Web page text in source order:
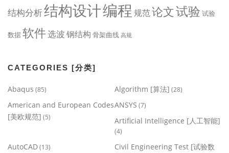
结构分析结构设计编程 规范论文试验 试验
数据软件选波钢结构 骨架曲线 高规
CATEGORIES [分类]
Abaqus (85) Algorithm [算法] (28)
American and European Codes
[美欧规范] (5)
ANSYS (7)
Artificial Intelligence [人工智能]
(4)
AutoCAD(13)
Civil Engineering Test [试验数